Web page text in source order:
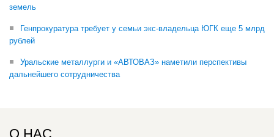
земель
Генпрокуратура требует у семьи экс-владельца ЮГК еще 5 млрд
рублей
Уральские металлурги и «АВТОВАЗ» наметили перспективы
дальнейшего сотрудничества
О НАС